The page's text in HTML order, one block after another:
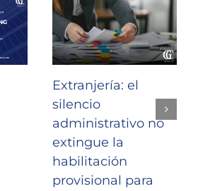
Extranjería: el
silencio
administrativo no
extingue la
habilitación
provisional para